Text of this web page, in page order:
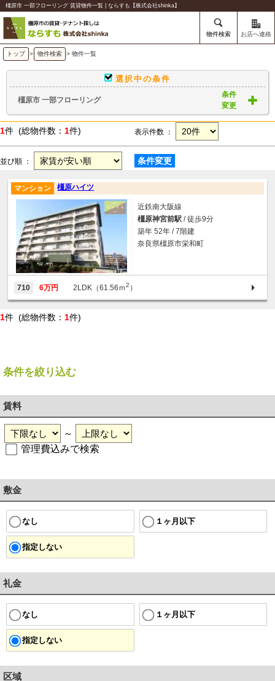
橿原市 一部フローリング 賃貸物件一覧 | ならすも【株式会社shinka】
物件検索 お店へ連絡
トップ > 物件検索 > 物件一覧
選択中の条件
橿原市 一部フローリング
条件
変更
1件 (総物件数： 1件) 表示件数 ：
並び順 ： 条件変更
橿原ハイツ
マンション
近鉄南大阪線
橿原神宮前駅 / 徒歩9分
築年 52年 / 7階建
奈良県橿原市栄和町
710 6万円 2LDK（61.56ｍ2 ）
1件 (総物件数： 1件)
条件を絞り込む
賃料
～
管理費込みで検索
敷金
なし １ヶ月以下
指定しない
礼金
なし １ヶ月以下
指定しない
区域